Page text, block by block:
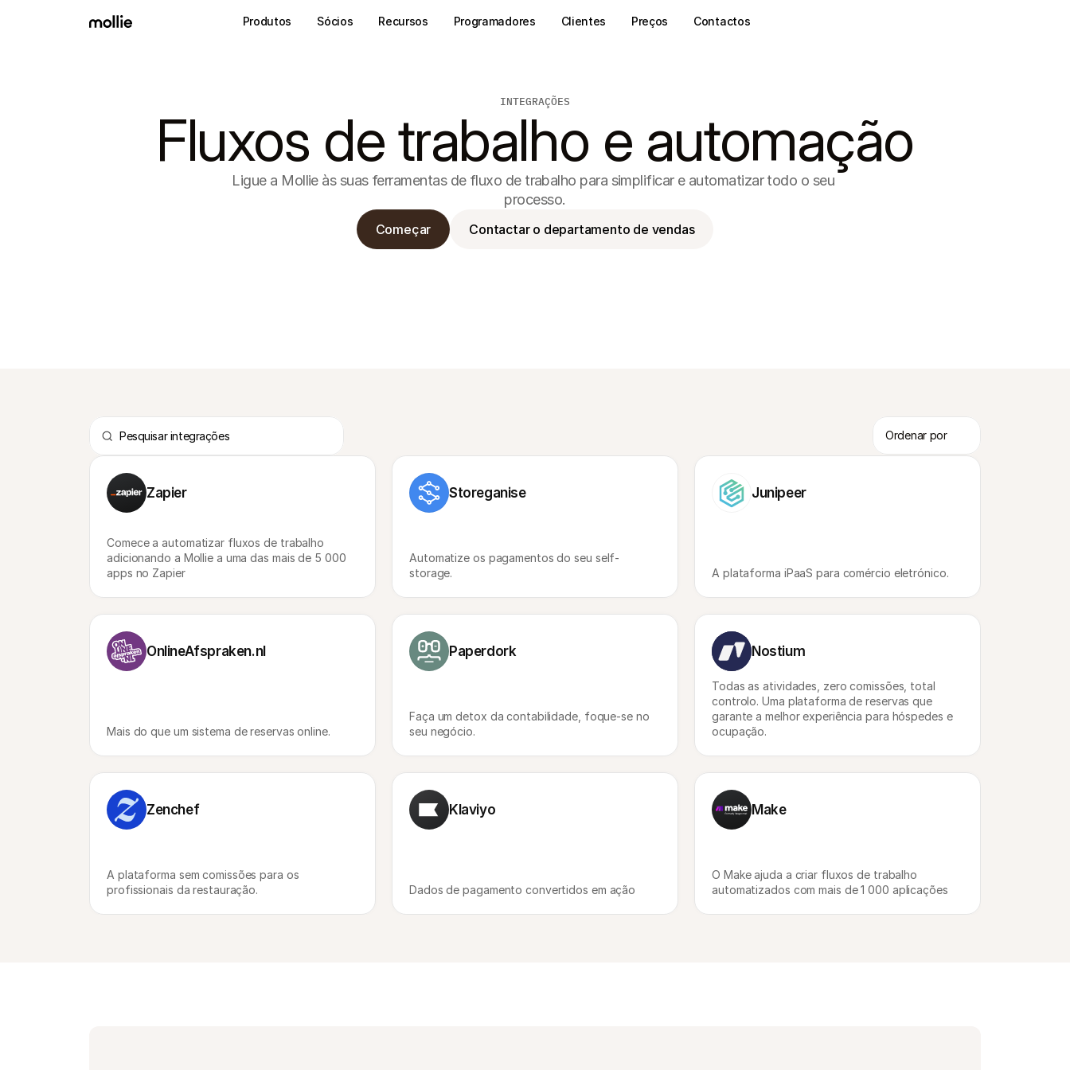
INTEGRAÇÕES
Fluxos de trabalho e automação
Ligue a Mollie às suas ferramentas de fluxo de trabalho para simplificar e automatizar todo o seu
processo.
Começar Contactar o departamento de vendas
Zapier
Comece a automatizar fluxos de trabalho
adicionando a Mollie a uma das mais de 5 000
apps no Zapier
Storeganise
Automatize os pagamentos do seu self-
storage.
Junipeer
A plataforma iPaaS para comércio eletrónico.
OnlineAfspraken.nl
Mais do que um sistema de reservas online.
Paperdork
Faça um detox da contabilidade, foque-se no
seu negócio.
Nostium
Todas as atividades, zero comissões, total
controlo. Uma plataforma de reservas que
garante a melhor experiência para hóspedes e
ocupação.
Zenchef
A plataforma sem comissões para os
profissionais da restauração.
Klaviyo
Dados de pagamento convertidos em ação
Make
O Make ajuda a criar fluxos de trabalho
automatizados com mais de 1 000 aplicações
Produtos Sócios Recursos Programadores Clientes Preços Contactos